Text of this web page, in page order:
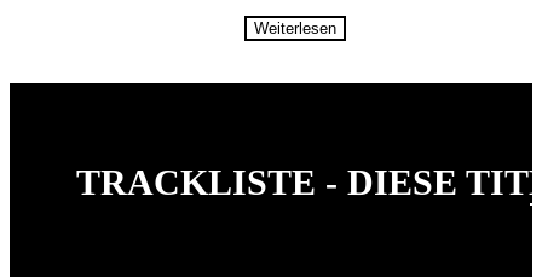
Weiterlesen
TRACKLISTE - DIESE